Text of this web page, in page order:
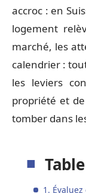
accroc : en
logement
marché, les
calendrier :
les leviers
propriété et
tomber dans
1.